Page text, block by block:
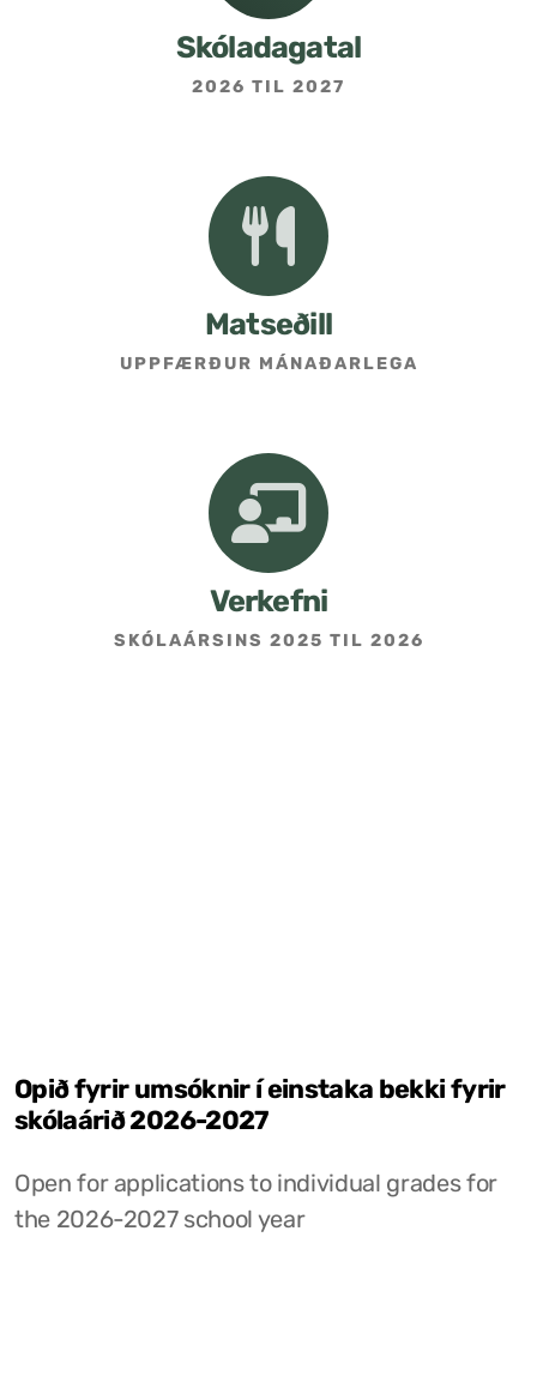
Skóladagatal
2026 TIL 2027
Matseðill
UPPFÆRÐUR MÁNAÐARLEGA
Verkefni
SKÓLAÁRSINS 2025 TIL 2026
Opið fyrir umsóknir í einstaka bekki fyrir
skólaárið 2026-2027
Open for applications to individual grades for
the 2026-2027 school year
Áætlanir og stefnur